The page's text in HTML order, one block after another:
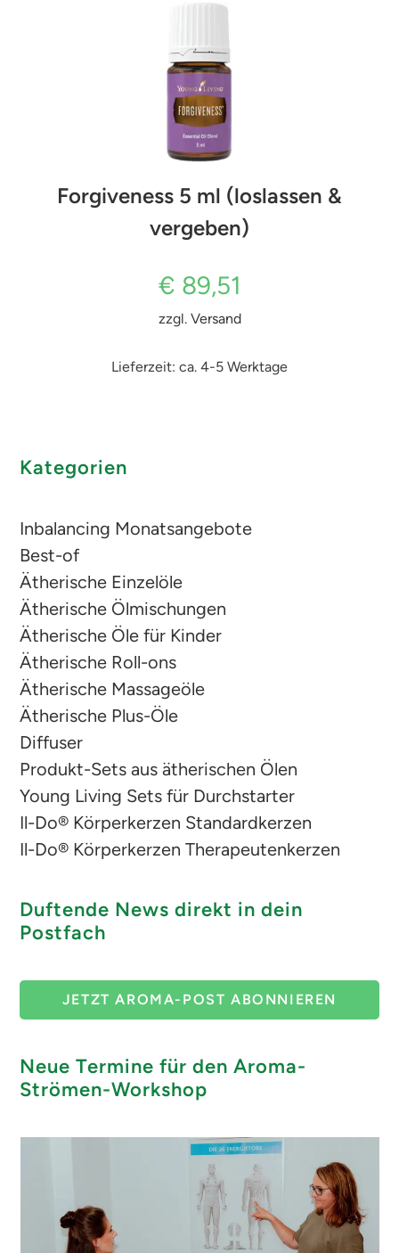
Forgiveness 5 ml (loslassen &
vergeben)
€ 89,51
zzgl. Versand
Lieferzeit: ca. 4-5 Werktage
Kategorien
Inbalancing Monatsangebote
Best-of
Ätherische Einzelöle
Ätherische Ölmischungen
Ätherische Öle für Kinder
Ätherische Roll-ons
Ätherische Massageöle
Ätherische Plus-Öle
Diffuser
Produkt-Sets aus ätherischen Ölen
Young Living Sets für Durchstarter
Il-Do® Körperkerzen Standardkerzen
Il-Do® Körperkerzen Therapeutenkerzen
Duftende News direkt in dein
Postfach
JETZT AROMA-POST ABONNIEREN
Neue Termine für den Aroma-
Strömen-Workshop